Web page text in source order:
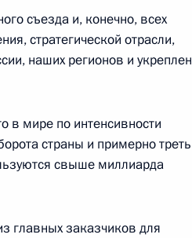
ПДД
РФ
съезда и, конечно, всех
стратегической отрасли,
наших регионов и
в мире по интенсивности
страны и примерно треть
свыше миллиарда
главных заказчиков для